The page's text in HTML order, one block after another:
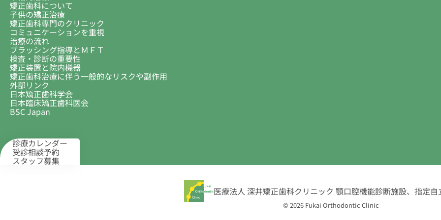
診療カレンダー
受診相談予約
スタッフ募集
矯正歯科について
子供の矯正治療
矯正歯科専門のクリニック
コミュニケーションを重視
治療の流れ
ブラッシング指導とＭＦＴ
検査・診断の重要性
矯正装置と院内機器
矯正歯科治療に伴う一般的なリスクや副作用
外部リンク
日本矯正歯科学会
日本臨床矯正歯科医会
BSC Japan
医療法人 深井矯正歯科クリニック 顎口腔機能診断施設、指定自
© 2026 Fukai Orthodontic Clinic